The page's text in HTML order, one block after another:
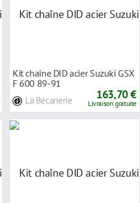
Kit chaîne DID acier Suzuki GSX
F 600 89-91
La Bécanerie 163,70 €
Livraison gratuite